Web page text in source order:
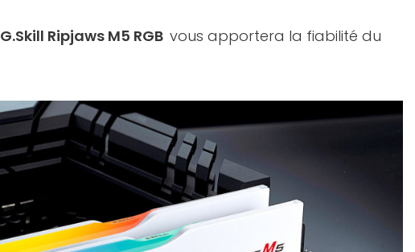
G.Skill Ripjaws M5 RGB vous apportera la fiabilité du